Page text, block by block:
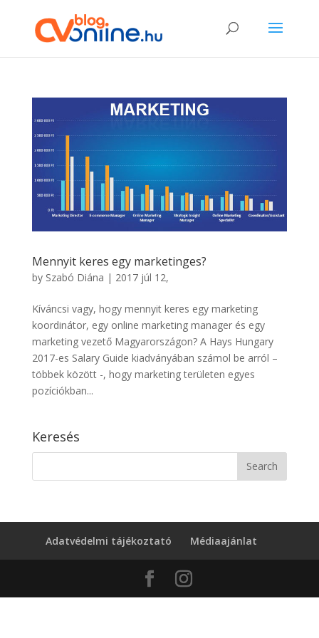
Mennyit keres egy marketinges?
by Szabó Diána | 2017 júl 12,
Kíváncsi vagy, hogy mennyit keres egy marketing
koordinátor, egy online marketing manager és egy
marketing vezető Magyarországon? A Hays Hungary
2017-es Salary Guide kiadványában számol be arról –
többek között -, hogy marketing területen egyes
pozíciókban...
Keresés
Adatvédelmi tájékoztató Médiaajánlat